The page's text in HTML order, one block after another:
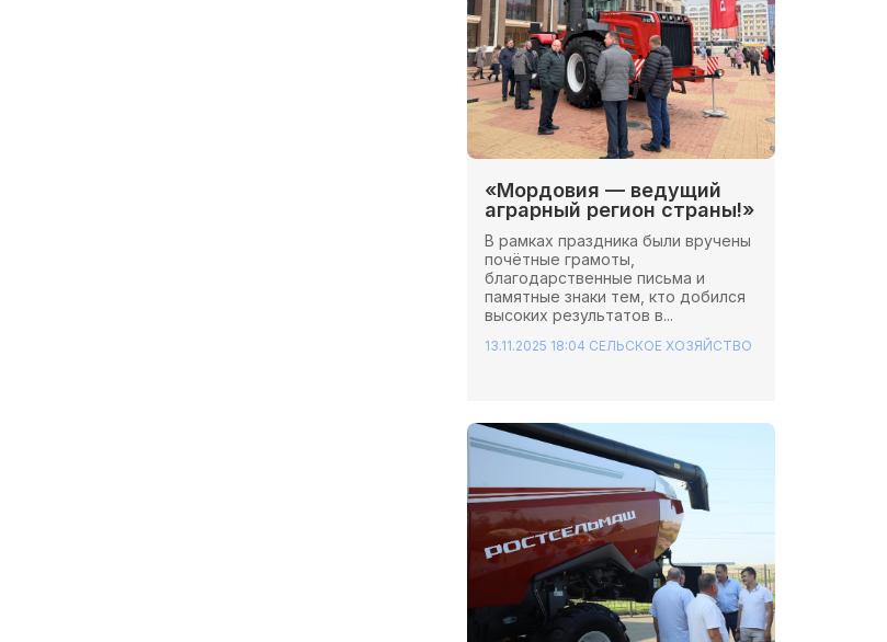
«Мордовия — ведущий
аграрный регион страны!»
В рамках праздника были вручены
почётные грамоты,
благодарственные письма и
памятные знаки тем, кто добился
высоких результатов в...
13.11.2025 18:04 СЕЛЬСКОЕ ХОЗЯЙСТВО